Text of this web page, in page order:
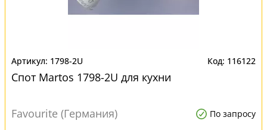
1798-2U 116122
Спот Martos 1798-2U для кухни
Favourite (Германия) По запросу